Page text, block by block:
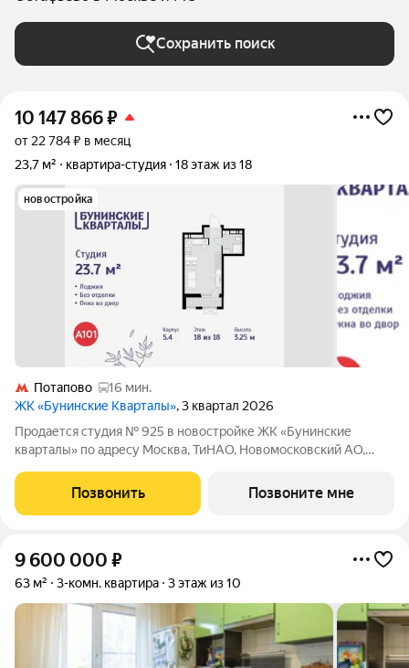
Сохранить поиск
10 147 866₽
от 22 784 ₽ в месяц
23,7 м²
квартира-студия 18 этаж из 18
новостройка
Потапово
16 мин.
ЖК «Бунинские Кварталы», 3 квартал 2026
Продается студия № 925 в новостройке ЖК «Бунинские
кварталы» по адресу Москва, ТиНАО, Новомосковский АО,
5.4. Общая площадь квартиры 23.70 кв. м., этаж 18 из 18, секция
10. Тип проекта, по
Позвонить Позвоните мне
9 600 000 ₽
63 м² 3-комн. квартира 3 этаж из 10